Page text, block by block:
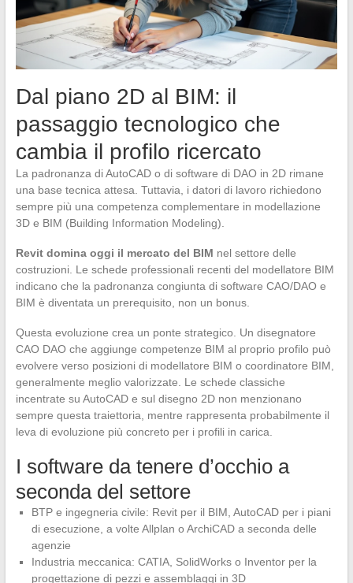
Dal piano 2D al BIM: il
passaggio tecnologico che
cambia il profilo ricercato
La padronanza di AutoCAD o di software di DAO in 2D rimane
una base tecnica attesa. Tuttavia, i datori di lavoro richiedono
sempre più una competenza complementare in modellazione
3D e BIM (Building Information Modeling).
Revit domina oggi il mercato del BIM nel settore delle
costruzioni. Le schede professionali recenti del modellatore BIM
indicano che la padronanza congiunta di software CAO/DAO e
BIM è diventata un prerequisito, non un bonus.
Questa evoluzione crea un ponte strategico. Un disegnatore
CAO DAO che aggiunge competenze BIM al proprio profilo può
evolvere verso posizioni di modellatore BIM o coordinatore BIM,
generalmente meglio valorizzate. Le schede classiche
incentrate su AutoCAD e sul disegno 2D non menzionano
sempre questa traiettoria, mentre rappresenta probabilmente il
leva di evoluzione più concreto per i profili in carica.
I software da tenere d’occhio a
seconda del settore
BTP e ingegneria civile: Revit per il BIM, AutoCAD per i piani
di esecuzione, a volte Allplan o ArchiCAD a seconda delle
agenzie
Industria meccanica: CATIA, SolidWorks o Inventor per la
progettazione di pezzi e assemblaggi in 3D